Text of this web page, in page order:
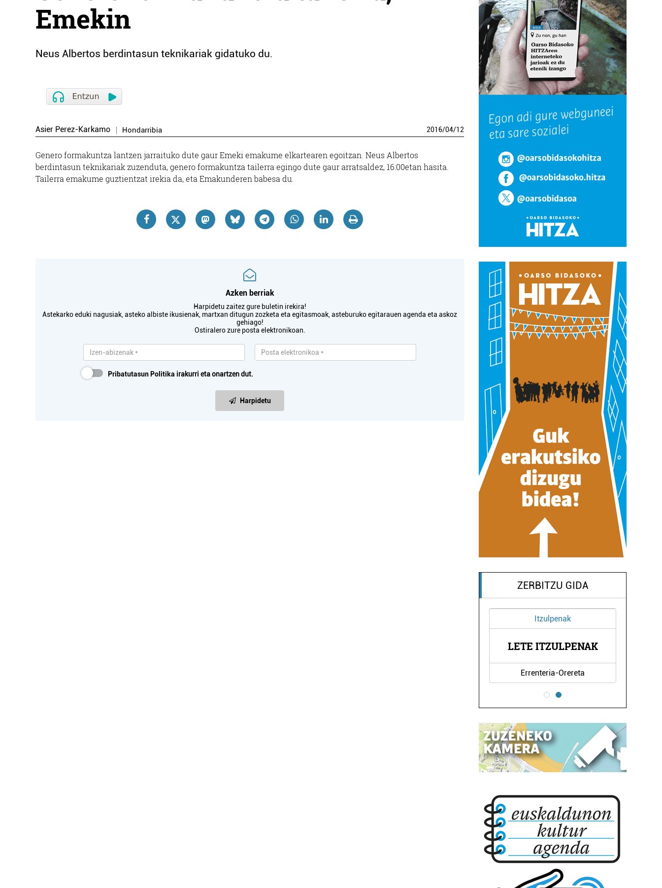
Emekin
Neus Albertos berdintasun teknikariak gidatuko du.
Asier Perez-Karkamo Hondarribia 2016/04/12
Genero formakuntza lantzen jarraituko dute gaur Emeki emakume elkartearen egoitzan. Neus Albertos
berdintasun teknikariak zuzenduta, genero formakuntza tailerra egingo dute gaur arratsaldez, 16:00etan hasita.
Tailerra emakume guztientzat irekia da, eta Emakunderen babesa du.
Azken berriak
Harpidetu zaitez gure buletin irekira!
Astekarko eduki nagusiak, asteko albiste ikusienak, martxan ditugun zozketa eta egitasmoak, asteburuko egitarauen agenda eta askoz
gehiago!
Ostiralero zure posta elektronikoan.
Pribatutasun Politika irakurri eta onartzen dut.
Harpidetu
ZERBITZU GIDA
Itzulpenak
LETE ITZULPENAK
Errenteria-Orereta